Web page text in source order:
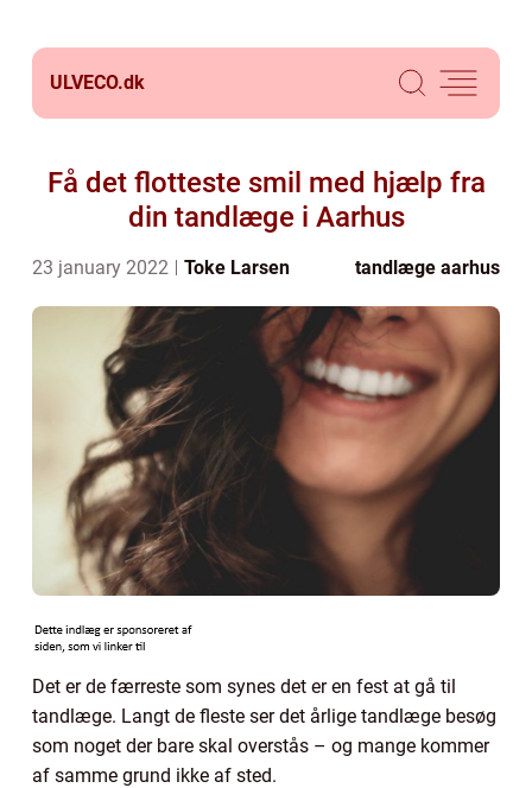
ULVECO.dk
Få det flotteste smil med hjælp fra
din tandlæge i Aarhus
23 january 2022 Toke Larsen tandlæge aarhus
Det er de færreste som synes det er en fest at gå til
tandlæge. Langt de fleste ser det årlige tandlæge besøg
som noget der bare skal overstås – og mange kommer
af samme grund ikke af sted.